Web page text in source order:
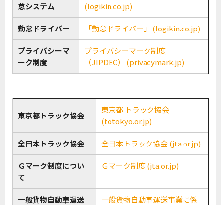
怠システム
(logikin.co.jp)
勤怠ドライバー 「勤怠ドライバー」 (logikin.co.jp)
プライバシーマ
ーク制度
プライバシーマーク制度
（JIPDEC） (privacymark.jp)
東京都トラック協会
東京都 トラック協会
(totokyo.or.jp)
全日本トラック協会 全日本トラック協会 (jta.or.jp)
Ｇマーク制度につい
て
Ｇマーク制度 (jta.or.jp)
一般貨物自動車運送
一般貨物自動車運送事業に係